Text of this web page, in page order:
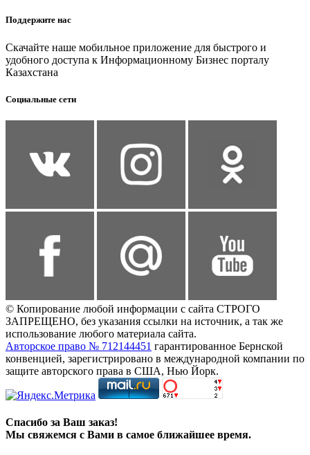
Поддержите нас
Скачайте наше мобильное приложение для быстрого и
удобного доступа к Информационному Бизнес порталу
Казахстана
Социальные сети
© Копирование любой информации с сайта СТРОГО
ЗАПРЕЩЕНО, без указания ссылки на источник, а так же
использование любого материала сайта.
Авторское право № 712144451 гарантированное Бернской
конвенцией, зарегистрировано в международной компании по
защите авторского права в США, Нью Йорк.
Спасибо за Ваш заказ!
Мы свяжемся с Вами в самое ближайшее время.